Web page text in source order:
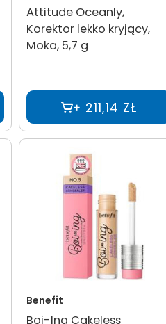
Attitude Oceanly,
Korektor lekko kryjący,
Moka, 5,7 g
211,14 ZŁ
Benefit
Boi-Ing Cakeless